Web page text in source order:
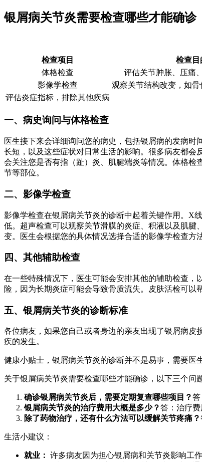
银屑病关节炎需要检查哪些才能确诊
检查项目
检查目
体格检查
评估关节肿胀、压痛
影像学检查
观察关节结构改变，如
评估炎症指标，排除其他疾病
一、病史询问与体格检查
医生接下来会详细询问您的病史，包括银屑病的发病
长短，以及这些症状对日常生活的影响。很多病友都
会关注您是否有指（趾）炎、肌腱端炎等情况。体格
节等部位。
二、影像学检查
影像学检查在银屑病关节炎的诊断中起着关键作用。X
低。超声检查可以观察关节滑膜的炎症、积液以及肌
变。医生会根据您的具体情况选择合适的影像学检查方法
四、其他辅助检查
在一些特殊情况下，医生可能会安排其他的辅助检查
险，因为长期炎症可能会导致骨质流失。皮肤活检可以
五、银屑病关节炎的诊断标准
各位病友，如果您自己或者身边的亲友出现了银屑病
疾的发生。
健康小贴士，银屑病关节炎的诊断并不是易事，需要医
关于银屑病关节炎需要检查哪些才能确诊，以下三个问
确诊银屑病关节炎后，需要定期复查哪些项目？答
银屑病关节炎的治疗费用大概是多少？答：治疗
除了药物治疗，还有什么方法可以缓解关节疼痛？
生活小建议：
就业： 许多病友因为担心银屑病和关节炎影响工